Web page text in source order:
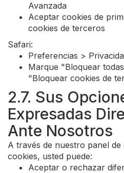
Avanzada
Aceptar cookies de
cookies de terceros
Safari:
Preferencias >
Marque "Bloquear
"Bloquear cookies de
2.7. Sus
Expresadas
Ante Nosotros
A través de nuestro panel
cookies, usted puede:
Aceptar o rechazar